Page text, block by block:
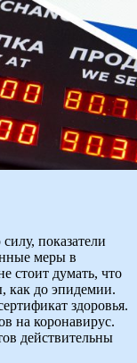
показатели
меры в
стоит думать, что
как до эпидемии.
здоровья.
на коронавирус.
действительны